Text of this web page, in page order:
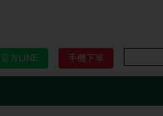
手機下單
官方LINE